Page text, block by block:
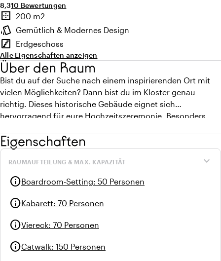
Durchschnittliche Bewertung von 8,3 von 10
8,3Anzahl der Bewertungen: 10
10 Bewertungen
Highlights
border_outer
Fläche
200 m2
style
Ambiente
Gemütlich & Modernes Design
stairs
Stockwerk
Erdgeschoss
Alle Eigenschaften anzeigen
Über den Raum
Bist du auf der Suche nach einem inspirierenden Ort mit
vielen Möglichkeiten? Dann bist du im Kloster genau
richtig. Dieses historische Gebäude eignet sich
hervorragend für eure Hochzeitszeremonie. Besonders
Strand entfernt liegt.
Eigenschaften
expand_more
RAUMAUFTEILUNG & MAX. KAPAZITÄT
infoBoardroom-Setting: 50 Personen
infoKabarett: 70 Personen
infoViereck: 70 Personen
infoCatwalk: 150 Personen